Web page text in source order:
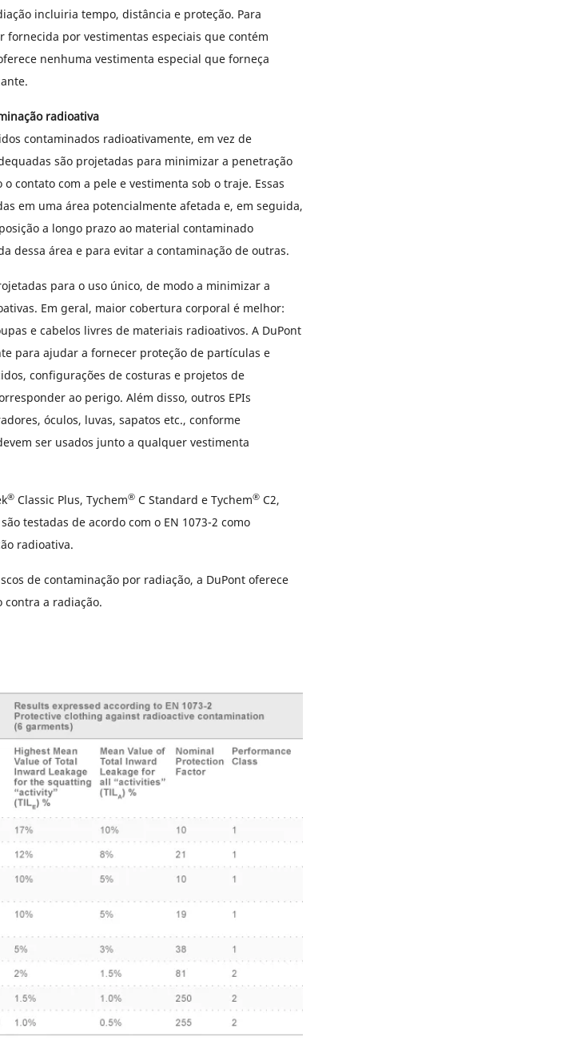
incluiria tempo, distância e proteção. Para
por vestimentas especiais que contém
nenhuma vestimenta especial que forneça
radioativa
contaminados radioativamente, em vez de
são projetadas para minimizar a penetração
contato com a pele e vestimenta sob o traje. Essas
em uma área potencialmente afetada e, em seguida,
a longo prazo ao material contaminado
dessa área e para evitar a contaminação de outras.
para o uso único, de modo a minimizar a
Em geral, maior cobertura corporal é melhor:
e cabelos livres de materiais radioativos. A DuPont
para ajudar a fornecer proteção de partículas e
configurações de costuras e projetos de
ao perigo. Além disso, outros EPIs
óculos, luvas, sapatos etc., conforme
ser usados junto a qualquer vestimenta
®Classic Plus, Tychem®C Standard e Tychem®C2,
testadas de acordo com o EN 1073-2 como
radioativa.
de contaminação por radiação, a DuPont oferece
contra a radiação.